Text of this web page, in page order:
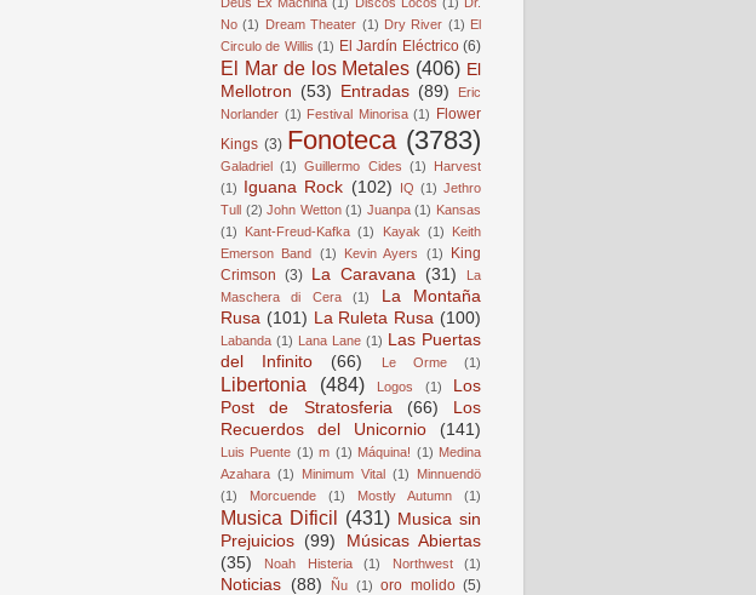
No (1) Dream Theater (1) Dry River (1) El
Circulo de Willis (1) El Jardín Eléctrico (6)
El Mar de los Metales (406) El
Mellotron (53) Entradas (89)
Eric
Norlander (1) Festival Minorisa (1) Flower
Kings (3) Fonoteca (3783)
Galadriel (1) Guillermo Cides (1)
Harvest
(1) Iguana Rock (102) IQ (1) Jethro
Tull (2) John Wetton (1) Juanpa (1) Kansas
(1)
Kant-Freud-Kafka (1) Kayak (1)
Keith
Emerson Band (1) Kevin Ayers (1)
King
Crimson (3) La Caravana (31)
La
Maschera di Cera
(1)
La Montaña
Rusa (101) La Ruleta Rusa (100)
Labanda (1) Lana Lane (1) Las Puertas
del Infinito
(66) Le Orme (1)
Libertonia (484) Logos (1)
Los
Post de Stratosferia
(66)
Los
Recuerdos del Unicornio
(141)
Luis Puente (1) m (1) Máquina! (1) Medina
Azahara (1) Minimum Vital (1)
Minnuendö
(1)
Morcuende (1) Mostly Autumn (1)
Musica Dificil (431) Musica sin
Prejuicios (99)
Músicas Abiertas
(35)
Noah Histeria (1) Northwest (1)
Noticias (88) Ñu (1) oro molido (5)